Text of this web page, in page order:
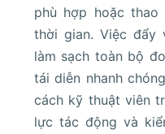
phù hợp hoặc
thời gian. Việc đẩy
làm sạch toàn bộ
tái diễn nhanh
cách kỹ thuật viên
lực tác động và